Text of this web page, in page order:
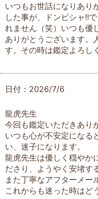
いつもお世話になりあり
した事が、ドンピシャ!!
れません（笑）いつも優
ありがとうございます。
す。その時は鑑定よろし
日付：2026/7/6
龍虎先生
今回も鑑定いただきあり
いつも心が不安定になる
い、迷子になります。
龍虎先生は優しく穏やか
ださり、ようやく安堵す
また丁寧なアフターメー
これからも迷った時はど